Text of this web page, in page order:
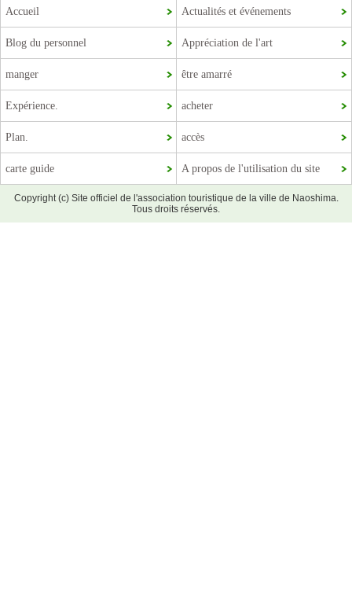
Accueil Actualités et événements
Blog du personnel Appréciation de l'art
manger être amarré
Expérience. acheter
Plan. accès
carte guide A propos de l'utilisation du site
Copyright (c) Site officiel de l'association touristique de la ville de Naoshima.
Tous droits réservés.